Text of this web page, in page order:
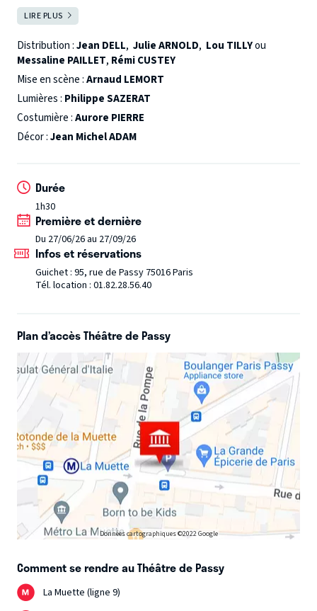
une révélation de la plus haute importance… ils
s’attendaient à tout sauf à ça, c’est le choc général !
ne sont pourtant pas au bout de leur surprise car leur fils
en profite lui aussi pour révéler un changement pour le
moins radical dans son existence… et ce n’est rien à côté
de ce que les parents vont avouer à leur tour à leurs
enfants. Eh oui, dans cette tranquille famille bourgeoise,
peut-être moins conventionnelle qu’il n’y parait, chacun a
LIRE PLUS
Distribution :Jean DELL, Julie ARNOLD, Lou TILLYou
Messaline PAILLET, Rémi CUSTEY
Mise en scène :Arnaud LEMORT
Lumières : Philippe SAZERAT
Costumière :Aurore PIERRE
Décor :Jean Michel ADAM
Durée
1h30
Première et dernière
Du 27/06/26 au 27/09/26
Infos et réservations
Guichet : 95, rue de Passy 75016 Paris
Tél. location : 01.82.28.56.40
Plan d’accès Théâtre de Passy
Données cartographiques ©2022 Google
Comment se rendre au Théâtre de Passy
La Muette (ligne 9)